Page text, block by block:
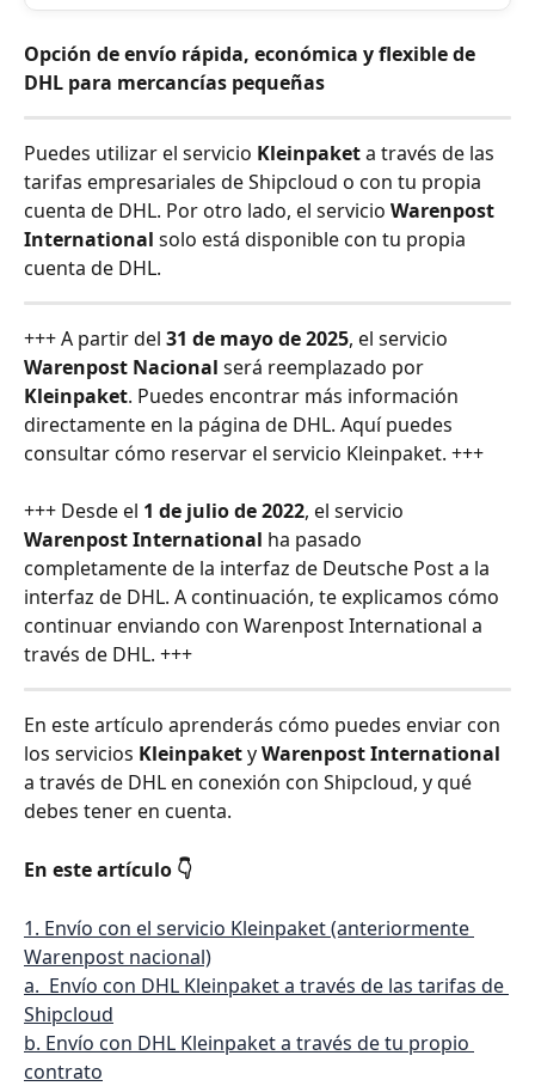
Opción de envío rápida, económica y flexible de
DHL para mercancías pequeñas
Puedes utilizar el servicio Kleinpaket a través de las
tarifas empresariales de Shipcloud o con tu propia
cuenta de DHL. Por otro lado, el servicio Warenpost
International solo está disponible con tu propia
cuenta de DHL.
+++ A partir del 31 de mayo de 2025, el servicio
Warenpost Nacional será reemplazado por
Kleinpaket. Puedes encontrar más información
directamente en la página de DHL. Aquí puedes
consultar cómo reservar el servicio Kleinpaket. +++
+++ Desde el 1 de julio de 2022, el servicio
Warenpost International ha pasado
completamente de la interfaz de Deutsche Post a la
interfaz de DHL. A continuación, te explicamos cómo
continuar enviando con Warenpost International a
través de DHL. +++
En este artículo aprenderás cómo puedes enviar con
los servicios Kleinpaket y Warenpost International
a través de DHL en conexión con Shipcloud, y qué
debes tener en cuenta.
En este artículo 👇
1. Envío con el servicio Kleinpaket (anteriormente
Warenpost nacional)
a.  Envío con DHL Kleinpaket a través de las tarifas de
Shipcloud
b. Envío con DHL Kleinpaket a través de tu propio
contrato